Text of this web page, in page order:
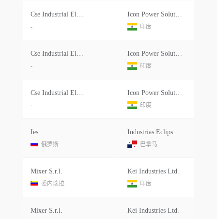
Cse Industrial Electrical Distributors Ltd.
-
Icon Power Solutions Pvt Ltd.
印度
Cse Industrial Electrical Distributors Ltd.
-
Icon Power Solutions Pvt Ltd.
印度
Cse Industrial Electrical Distributors Ltd.
-
Icon Power Solutions Pvt Ltd.
印度
Ies
俄罗斯
Industrias Eclipse S.a.
巴拿马
Mixer S.r.l.
委内瑞拉
Kei Industries Ltd.
印度
Mixer S.r.l. Kei Industries Ltd.